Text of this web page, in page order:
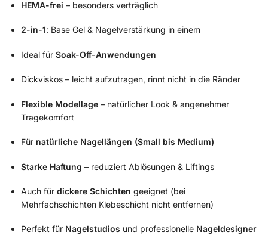
HEMA-frei – besonders verträglich
2-in-1: Base Gel & Nagelverstärkung in einem
Ideal für Soak-Off-Anwendungen
Dickviskos – leicht aufzutragen, rinnt nicht in die Ränder
Flexible Modellage – natürlicher Look & angenehmer
Tragekomfort
Für natürliche Nagellängen (Small bis Medium)
Starke Haftung – reduziert Ablösungen & Liftings
Auch für dickere Schichten geeignet (bei
Mehrfachschichten Klebeschicht nicht entfernen)
Perfekt für Nagelstudios und professionelle Nageldesigner